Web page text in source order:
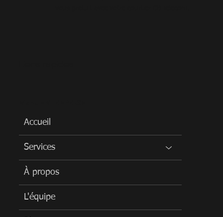
Accueil
Services
À propos
L'équipe